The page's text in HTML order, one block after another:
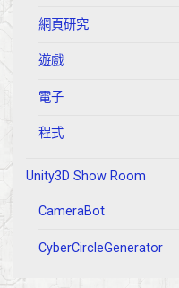
網頁研究
遊戲
電子
程式
Unity3D Show Room
CameraBot
CyberCircleGenerator